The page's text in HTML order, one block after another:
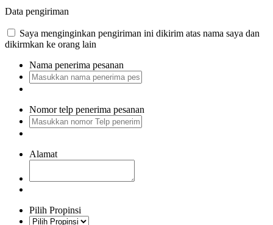
Data pengiriman
Saya menginginkan pengiriman ini dikirim atas nama saya dan
dikirmkan ke orang lain
Nama penerima pesanan
Nomor telp penerima pesanan
Alamat
Pilih Propinsi